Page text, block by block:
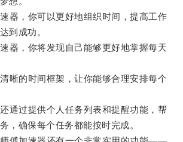
，你可以更好地组织时间，提高工作
到成功。
，你将发现自己能够更好地掌握每天
的时间框架，让你能够合理安排每个
过提供个人任务列表和提醒功能，帮
，确保每个任务都能按时完成。